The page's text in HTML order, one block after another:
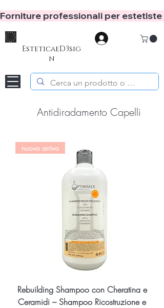
Forniture professionali per
EsteticaeD3sig
n
Antidiradamento Capelli
nuovo arrivo
Rebuilding Shampoo con Cheratina e
Ceramidi – Shampoo Ricostruzione e